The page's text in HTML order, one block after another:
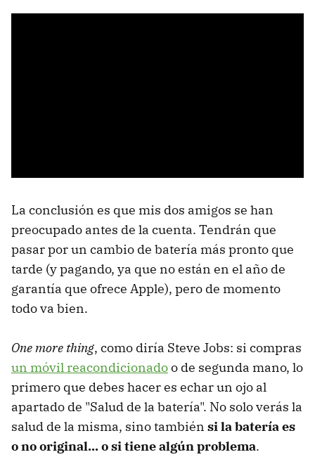
La conclusión es que mis dos amigos se han
preocupado antes de la cuenta. Tendrán que
pasar por un cambio de batería más pronto que
tarde (y pagando, ya que no están en el año de
garantía que ofrece Apple), pero de momento
todo va bien.
One more thing, como diría Steve Jobs: si compras
un móvil reacondicionadoo de segunda mano, lo
primero que debes hacer es echar un ojo al
apartado de "Salud de la batería". No solo verás la
salud de la misma, sino también si la batería es
o no original... o si tiene algún problema.